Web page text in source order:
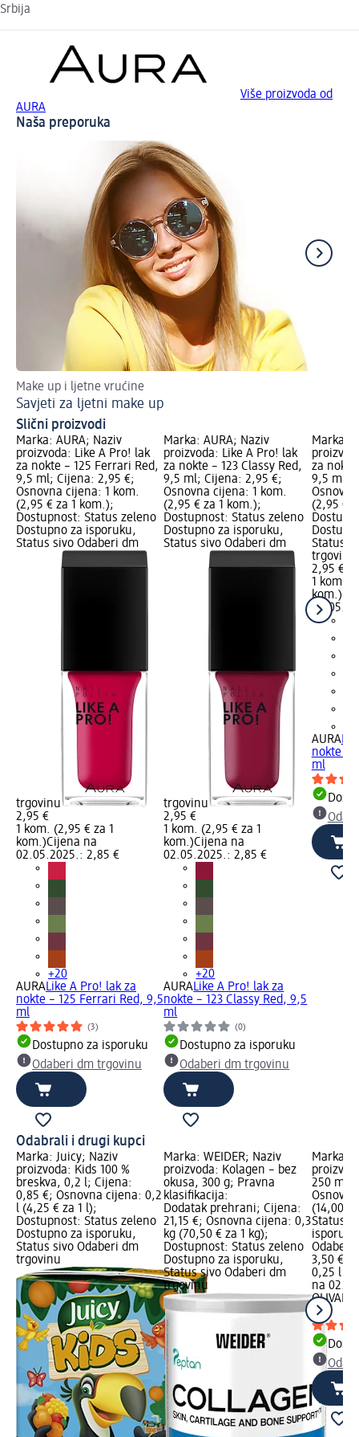
Srbija
Više proizvoda od
AURA
Naša preporuka
Make up i ljetne vrućine
Savjeti za ljetni make up
Slični proizvodi
Marka: AURA; Naziv
proizvoda: Like A Pro! lak
za nokte – 125 Ferrari Red,
9,5 ml; Cijena: 2,95 €;
Osnovna cijena: 1 kom.
(2,95 € za 1 kom.);
Dostupnost: Status zeleno
Dostupno za isporuku,
Status sivo Odaberi dm
trgovinu
2,95 €
1 kom. (2,95 € za 1
kom.)Cijena na
02.05.2025.: 2,85 €
+20
AURALike A Pro! lak za
nokte – 125 Ferrari Red, 9,5
ml
(3)
Dostupno za isporuku
Odaberi dm trgovinu
Marka: AURA; Naziv
proizvoda: Like A Pro! lak
za nokte – 123 Classy Red,
9,5 ml; Cijena: 2,95 €;
Osnovna cijena: 1 kom.
(2,95 € za 1 kom.);
Dostupnost: Status zeleno
Dostupno za isporuku,
Status sivo Odaberi dm
trgovinu
2,95 €
1 kom. (2,95 € za 1
kom.)Cijena na
02.05.2025.: 2,85 €
+20
AURALike A Pro! lak za
nokte – 123 Classy Red, 9,5
ml
(0)
Dostupno za isporuku
Odaberi dm trgovinu
Marka:
za nokte
9,5 ml;
(2,95 €
Status
trgovinu
2,95 €
1 kom.
kom.)
AURA
nokte –
ml
Odabrali i drugi kupci
Marka: Juicy; Naziv
proizvoda: Kids 100 %
breskva, 0,2 l; Cijena:
0,85 €; Osnovna cijena: 0,2
l (4,25 € za 1 l);
Dostupnost: Status zeleno
Dostupno za isporuku,
Status sivo Odaberi dm
trgovinu
Marka: WEIDER; Naziv
proizvoda: Kolagen – bez
okusa, 300 g; Pravna
klasifikacija:
Dodatak prehrani; Cijena:
21,15 €; Osnovna cijena: 0,3
kg (70,50 € za 1 kg);
Dostupnost: Status zeleno
Dostupno za isporuku,
Status sivo Odaberi dm
trgovinu
Marka:
250 ml;
(14,00 €
Status
Odaberi
3,50 €
0,25 l
na
OLIVAL
ml